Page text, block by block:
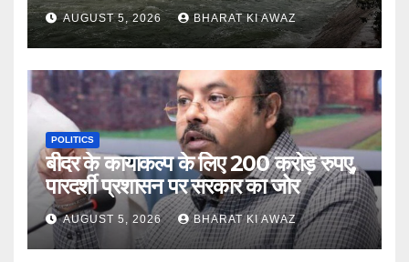
AUGUST 5, 2026 BHARAT KI AWAZ
POLITICS
बीदर के कायाकल्प के लिए 200 करोड़ रुपए,
पारदर्शी प्रशासन पर सरकार का जोर
AUGUST 5, 2026 BHARAT KI AWAZ